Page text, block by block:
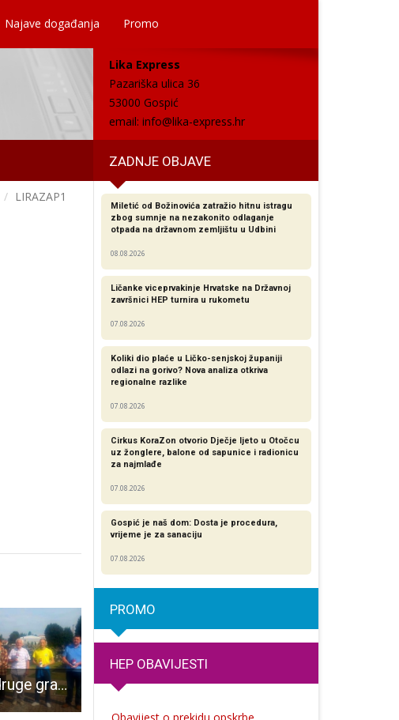
Najave događanja Promo
Lika Express
Pazariška ulica 36
53000 Gospić
email: info@lika-express.hr
ZADNJE OBJAVE
LIRAZAP1
Članovi udruge građana Marakana odali počast poginulim braniteljima i civilima u Domovinskom ratu Gospićanka Nika Maras među 10 najboljih košarkašica na državnom prvenstvu do 11 godina
Miletić od Božinovića zatražio hitnu istragu
zbog sumnje na nezakonito odlaganje
otpada na državnom zemljištu u Udbini
08.08.2026
Ličanke viceprvakinje Hrvatske na Državnoj
završnici HEP turnira u rukometu
07.08.2026
Koliki dio plaće u Ličko-senjskoj županiji
odlazi na gorivo? Nova analiza otkriva
regionalne razlike​
07.08.2026
Cirkus KoraZon otvorio Dječje ljeto u Otočcu
uz žonglere, balone od sapunice i radionicu
za najmlađe
07.08.2026
Gospić je naš dom: Dosta je procedura,
vrijeme je za sanaciju
07.08.2026
PROMO
HEP OBAVIJESTI